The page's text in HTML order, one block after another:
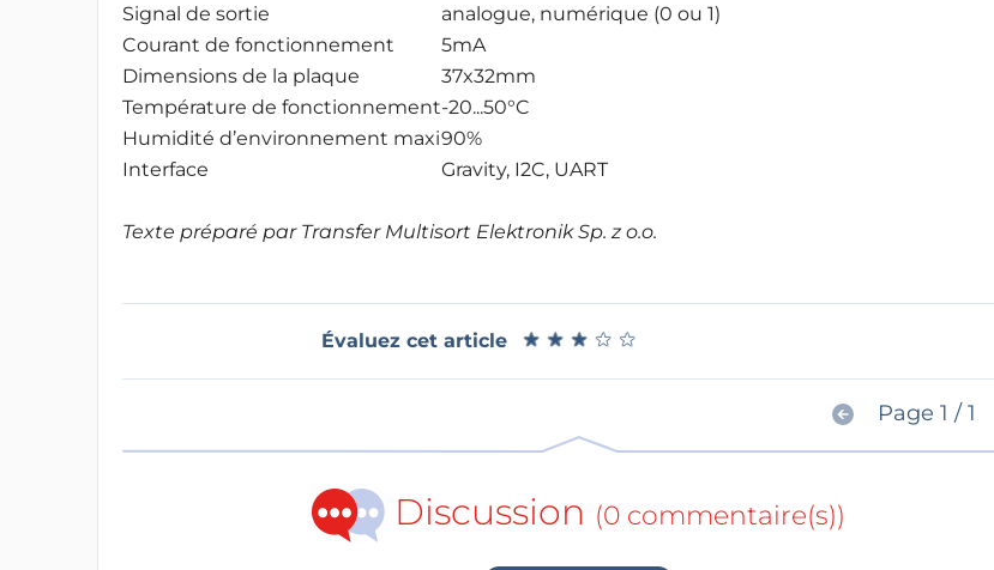
Signal de sortie
analogue, numérique (0 ou 1)
Courant de fonctionnement
5mA
Dimensions de la plaque
37x32mm
Température de fonctionnement-20...50°C
Humidité d’environnement maxi90%
Interface
Gravity, I2C, UART
Texte préparé par Transfer Multisort Elektronik Sp. z o.o.
Évaluez cet article ★ ★ ★ ★ ★
★ ★ ★ ★ ★
Page 1 / 1
Discussion (0 commentaire(s))